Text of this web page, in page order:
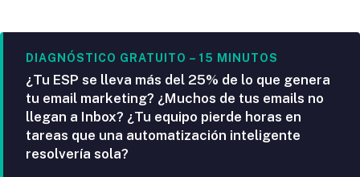
DIAGNÓSTICO GRATUITO – 15 MINUTOS
¿Tu ESP se lleva más del 25% de lo que genera
tu email marketing? ¿Muchos de tus emails no
llegan a Inbox? ¿Tu equipo pierde horas en
tareas que una automatización inteligente
resolvería sola?